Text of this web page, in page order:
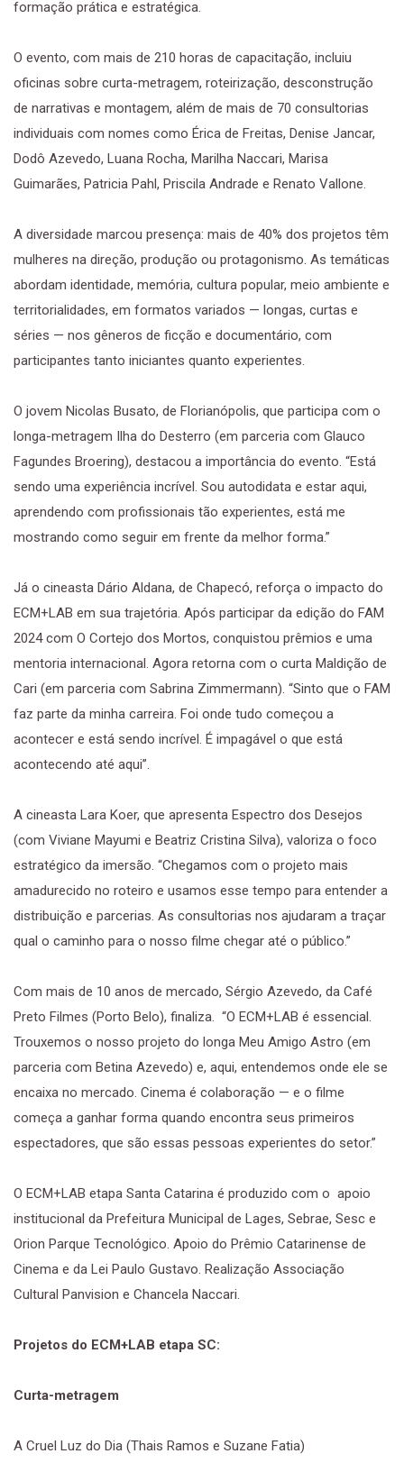
formação prática e estratégica.
O evento, com mais de 210 horas de capacitação, incluiu
oficinas sobre curta-metragem, roteirização, desconstrução
de narrativas e montagem, além de mais de 70 consultorias
individuais com nomes como Érica de Freitas, Denise Jancar,
Dodô Azevedo, Luana Rocha, Marilha Naccari, Marisa
Guimarães, Patricia Pahl, Priscila Andrade e Renato Vallone.
A diversidade marcou presença: mais de 40% dos projetos têm
mulheres na direção, produção ou protagonismo. As temáticas
abordam identidade, memória, cultura popular, meio ambiente e
territorialidades, em formatos variados — longas, curtas e
séries — nos gêneros de ficção e documentário, com
participantes tanto iniciantes quanto experientes.
O jovem Nicolas Busato, de Florianópolis, que participa com o
longa-metragem Ilha do Desterro (em parceria com Glauco
Fagundes Broering), destacou a importância do evento. “Está
sendo uma experiência incrível. Sou autodidata e estar aqui,
aprendendo com profissionais tão experientes, está me
mostrando como seguir em frente da melhor forma.”
Já o cineasta Dário Aldana, de Chapecó, reforça o impacto do
ECM+LAB em sua trajetória. Após participar da edição do FAM
2024 com O Cortejo dos Mortos, conquistou prêmios e uma
mentoria internacional. Agora retorna com o curta Maldição de
Cari (em parceria com Sabrina Zimmermann). “Sinto que o FAM
faz parte da minha carreira. Foi onde tudo começou a
acontecer e está sendo incrível. É impagável o que está
acontecendo até aqui”.
A cineasta Lara Koer, que apresenta Espectro dos Desejos
(com Viviane Mayumi e Beatriz Cristina Silva), valoriza o foco
estratégico da imersão. “Chegamos com o projeto mais
amadurecido no roteiro e usamos esse tempo para entender a
distribuição e parcerias. As consultorias nos ajudaram a traçar
qual o caminho para o nosso filme chegar até o público.”
Com mais de 10 anos de mercado, Sérgio Azevedo, da Café
Preto Filmes (Porto Belo), finaliza. “O ECM+LAB é essencial.
Trouxemos o nosso projeto do longa Meu Amigo Astro (em
parceria com Betina Azevedo) e, aqui, entendemos onde ele se
encaixa no mercado. Cinema é colaboração — e o filme
começa a ganhar forma quando encontra seus primeiros
espectadores, que são essas pessoas experientes do setor.”
O ECM+LAB etapa Santa Catarina é produzido com o apoio
institucional da Prefeitura Municipal de Lages, Sebrae, Sesc e
Orion Parque Tecnológico. Apoio do Prêmio Catarinense de
Cinema e da Lei Paulo Gustavo. Realização Associação
Cultural Panvision e Chancela Naccari.
Projetos do ECM+LAB etapa SC:
Curta-metragem
A Cruel Luz do Dia (Thais Ramos e Suzane Fatia)